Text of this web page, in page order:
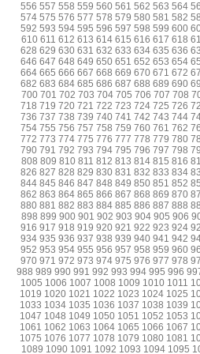
556 557 558 559 560 561 562 563 564
574 575 576 577 578 579 580 581 582
592 593 594 595 596 597 598 599 600
610 611 612 613 614 615 616 617 618
628 629 630 631 632 633 634 635 636
646 647 648 649 650 651 652 653 654
664 665 666 667 668 669 670 671 672
682 683 684 685 686 687 688 689 690
700 701 702 703 704 705 706 707 708
718 719 720 721 722 723 724 725 726
736 737 738 739 740 741 742 743 744
754 755 756 757 758 759 760 761 762
772 773 774 775 776 777 778 779 780
790 791 792 793 794 795 796 797 798
808 809 810 811 812 813 814 815 816
826 827 828 829 830 831 832 833 834
844 845 846 847 848 849 850 851 852
862 863 864 865 866 867 868 869 870
880 881 882 883 884 885 886 887 888
898 899 900 901 902 903 904 905 906
916 917 918 919 920 921 922 923 924
934 935 936 937 938 939 940 941 942
952 953 954 955 956 957 958 959 960
970 971 972 973 974 975 976 977 978
988 989 990 991 992 993 994 995 996
1005 1006 1007 1008 1009 1010 1011
1019 1020 1021 1022 1023 1024 1025
1033 1034 1035 1036 1037 1038 1039
1047 1048 1049 1050 1051 1052 1053
1061 1062 1063 1064 1065 1066 1067
1075 1076 1077 1078 1079 1080 1081
1089 1090 1091 1092 1093 1094 1095